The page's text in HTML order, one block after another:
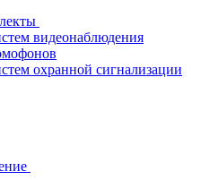
видеонаблюдения
охранной сигнализации